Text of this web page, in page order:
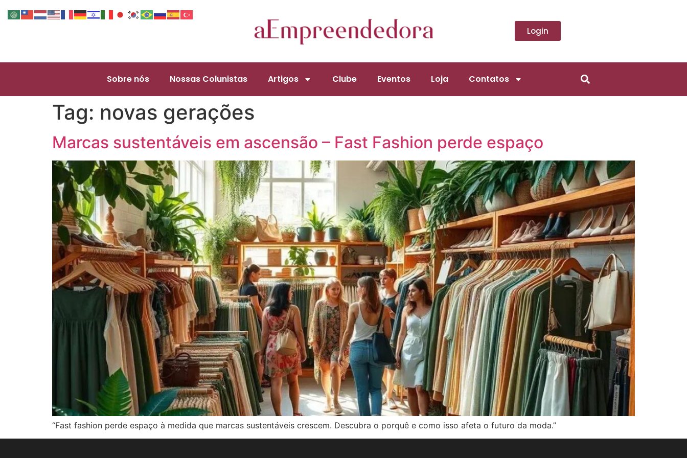
Login
Sobre nós Nossas Colunistas Artigos Clube Eventos Loja Contatos
Tag: novas gerações
Marcas sustentáveis em ascensão – Fast Fashion perde espaço
“Fast fashion perde espaço à medida que marcas sustentáveis crescem. Descubra o porquê e como isso afeta o futuro da moda.”